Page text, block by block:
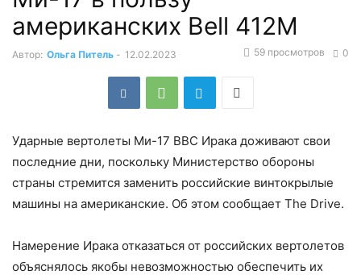
американских Bell 412M
Автор: Ольга Питель - 12.02.2023 0
59 просмотров
Ударные вертолеты Ми-17 ВВС Ирака доживают свои
последние дни, поскольку Министерство обороны
страны стремится заменить российские винтокрылые
машины на американские. Об этом сообщает The Drive.
Намерение Ирака отказаться от российских вертолетов
объяснялось якобы невозможностью обеспечить их